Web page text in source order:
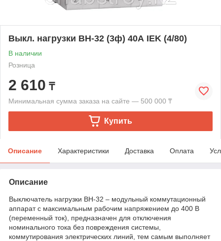
Выкл. нагрузки ВН-32 (3ф) 40А IEK (4/80)
В наличии
Розница
2 610 ₸
Минимальная сумма заказа на сайте — 500 000 ₸
Купить
Описание Характеристики Доставка Оплата
Описание
Выключатель нагрузки ВН-32 – модульный коммутационный
аппарат с максимальным рабочим напряжением до 400 В
(переменный ток), предназначен для отключения
номинального тока без повреждения системы,
коммутирования электрических линий, тем самым выполняет